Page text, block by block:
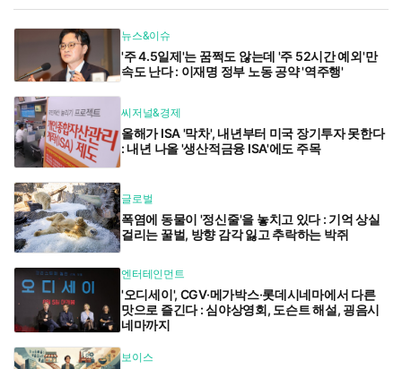
뉴스&이슈
'주 4.5일제'는 꿈쩍도 않는데 '주 52시간 예외'만
속도 난다 : 이재명 정부 노동 공약 '역주행'
씨저널&경제
올해가 ISA '막차', 내년부터 미국 장기투자 못한다
: 내년 나올 '생산적금융 ISA'에도 주목
글로벌
폭염에 동물이 '정신줄'을 놓치고 있다 : 기억 상실
걸리는 꿀벌, 방향 감각 잃고 추락하는 박쥐
엔터테인먼트
'오디세이', CGV·메가박스·롯데시네마에서 다른
맛으로 즐긴다 : 심야상영회, 도슨트 해설, 굉음시
네마까지
보이스